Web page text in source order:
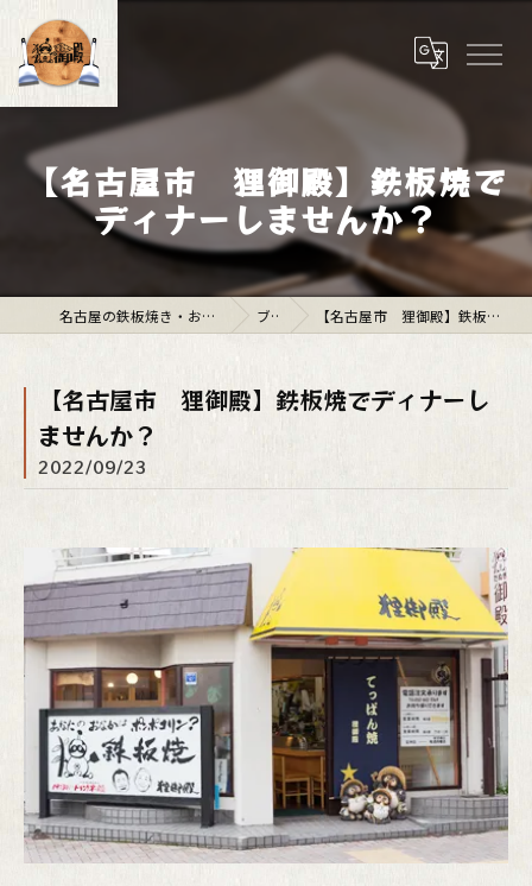
【名古屋市 狸御殿】鉄板焼で
ディナーしませんか？
名古屋の鉄板焼き・お好み焼きは「狸御殿」 ブログ 【名古屋市 狸御殿】鉄板焼でディナーしませんか？
【名古屋市 狸御殿】鉄板焼でディナーし
ませんか？
2022/09/23